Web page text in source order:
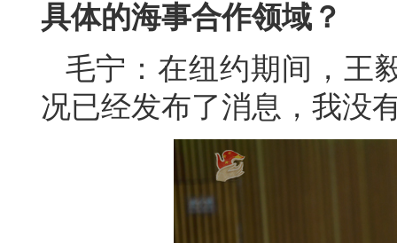
具体的海事合作领域？
毛宁：在纽约期间，王
况已经发布了消息，我没